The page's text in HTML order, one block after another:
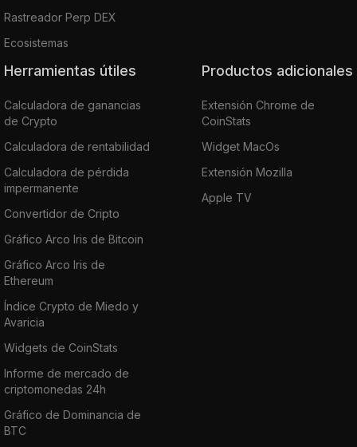
Rastreador Perp DEX
Ecosistemas
Herramientas útiles
Calculadora de ganancias
de Crypto
Calculadora de rentabilidad
Calculadora de pérdida
impermanente
Convertidor de Cripto
Gráfico Arco Iris de Bitcoin
Gráfico Arco Iris de
Ethereum
Índice Crypto de Miedo y
Avaricia
Widgets de CoinStats
Informe de mercado de
criptomonedas 24h
Gráfico de Dominancia de
BTC
Productos adicionales
Extensión Chrome de
CoinStats
Widget MacOs
Extensión Mozilla
Apple TV